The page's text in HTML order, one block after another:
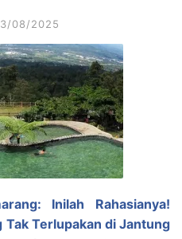
08/2025
Inilah Rahasianya!
Tak Terlupakan di Jantung